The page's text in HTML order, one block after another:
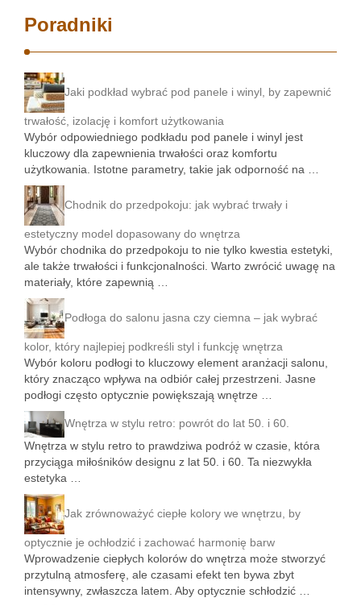
Poradniki
Jaki podkład wybrać pod panele i winyl, by zapewnić
trwałość, izolację i komfort użytkowania
Wybór odpowiedniego podkładu pod panele i winyl jest
kluczowy dla zapewnienia trwałości oraz komfortu
użytkowania. Istotne parametry, takie jak odporność na …
Chodnik do przedpokoju: jak wybrać trwały i
estetyczny model dopasowany do wnętrza
Wybór chodnika do przedpokoju to nie tylko kwestia estetyki,
ale także trwałości i funkcjonalności. Warto zwrócić uwagę na
materiały, które zapewnią …
Podłoga do salonu jasna czy ciemna – jak wybrać
kolor, który najlepiej podkreśli styl i funkcję wnętrza
Wybór koloru podłogi to kluczowy element aranżacji salonu,
który znacząco wpływa na odbiór całej przestrzeni. Jasne
podłogi często optycznie powiększają wnętrze …
Wnętrza w stylu retro: powrót do lat 50. i 60.
Wnętrza w stylu retro to prawdziwa podróż w czasie, która
przyciąga miłośników designu z lat 50. i 60. Ta niezwykła
estetyka …
Jak zrównoważyć ciepłe kolory we wnętrzu, by
optycznie je ochłodzić i zachować harmonię barw
Wprowadzenie ciepłych kolorów do wnętrza może stworzyć
przytulną atmosferę, ale czasami efekt ten bywa zbyt
intensywny, zwłaszcza latem. Aby optycznie schłodzić …